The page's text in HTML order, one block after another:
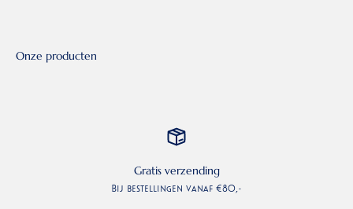
Gratis verzending
Bij bestellingen vanaf €80,-